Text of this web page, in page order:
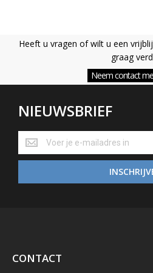
2-Box/Folie der Teile wurde
den Rahmen. Ungebaut, das Set
vollständig.
3- Karton / Folie der Teile wurde
auf den Rahmen. Das Set wurde
vollständig aus. Das Modell
Heeft u vragen of wilt u een
graag
Neem contact
NIEUWSBRIEF
NIEUWSBRIEF
CONTACT